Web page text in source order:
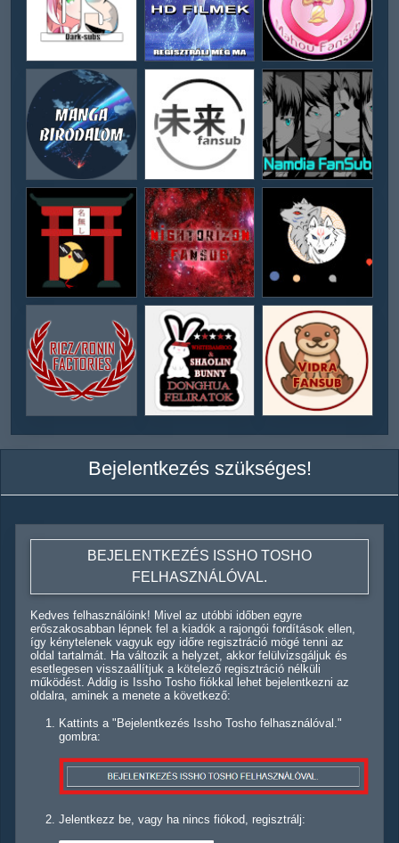
Bejelentkezés szükséges!
BEJELENTKEZÉS ISSHO TOSHO
FELHASZNÁLÓVAL.
Kedves felhasználóink! Mivel az utóbbi időben egyre
erőszakosabban lépnek fel a kiadók a rajongói fordítások ellen,
így kénytelenek vagyuk egy időre regisztráció mögé tenni az
oldal tartalmát. Ha változik a helyzet, akkor felülvizsgáljuk és
esetlegesen visszaállítjuk a kötelező regisztráció nélküli
működést. Addig is Issho Tosho fiókkal lehet bejelentkezni az
oldalra, aminek a menete a következő:
Kattints a "Bejelentkezés Issho Tosho felhasználóval."
gombra:
Jelentkezz be, vagy ha nincs fiókod, regisztrálj: